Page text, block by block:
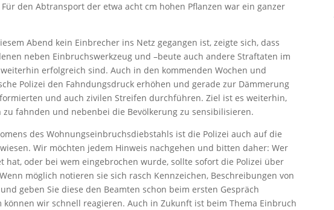
den Abtransport der etwa acht cm hohen Pflanzen war ein ganzer
Abend kein Einbrecher ins Netz gegangen ist, zeigte sich, dass
neben Einbruchswerkzeug und –beute auch andere Straftaten im
erfolgreich sind. Auch in den kommenden Wochen und
Polizei den Fahndungsdruck erhöhen und gerade zur Dämmerung
und auch zivilen Streifen durchführen. Ziel ist es weiterhin,
fahnden und nebenbei die Bevölkerung zu sensibilisieren.
des Wohnungseinbruchsdiebstahls ist die Polizei auch auf die
Wir möchten jedem Hinweis nachgehen und bitten daher: Wer
hat, oder bei wem eingebrochen wurde, sollte sofort die Polizei über
möglich notieren sie sich rasch Kennzeichen, Beschreibungen von
geben Sie diese den Beamten schon beim ersten Gespräch
wir schnell reagieren. Auch in Zukunft ist beim Thema Einbruch